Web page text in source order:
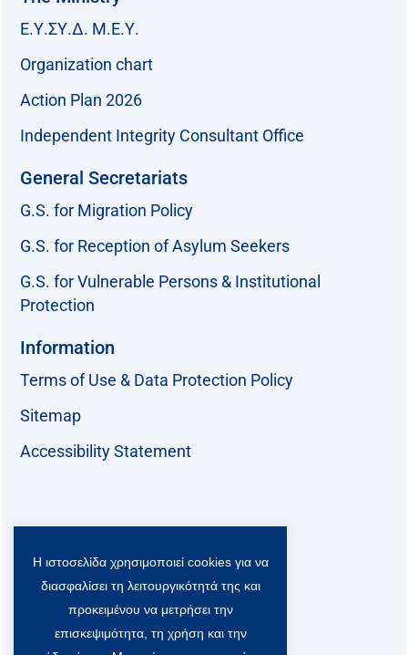
Ε.Υ.ΣΥ.Δ. Μ.Ε.Υ.
Organization chart
Action Plan 2026
Independent Integrity Consultant Office
General Secretariats
G.S. for Migration Policy
G.S. for Reception of Asylum Seekers
G.S. for Vulnerable Persons & Institutional
Protection
Information
Terms of Use & Data Protection Policy
Sitemap
Accessibility Statement
F
a
T
w
i
t
t
L
i
n
k
e
Y
o
u
t
u
Viber Community:
Η ιστοσελίδα χρησιμοποιεί cookies για να
διασφαλίσει τη λειτουργικότητά της και
προκειμένου να μετρήσει την
επισκεψιμότητα, τη χρήση και την